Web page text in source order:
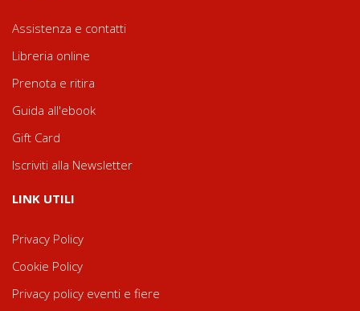
Assistenza e contatti
Libreria online
Prenota e ritira
Guida all'ebook
Gift Card
Iscriviti alla Newsletter
LINK UTILI
Privacy Policy
Cookie Policy
Privacy policy eventi e fiere